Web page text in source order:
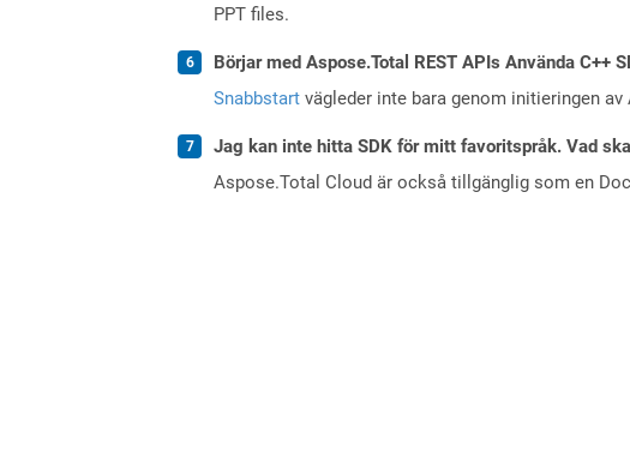
PPT files.
Börjar med Aspose.Total REST APIs Använda C++
Snabbstart vägleder inte bara genom initieringen
Jag kan inte hitta SDK för mitt favoritspråk. Vad
Aspose.Total Cloud är också tillgänglig som en